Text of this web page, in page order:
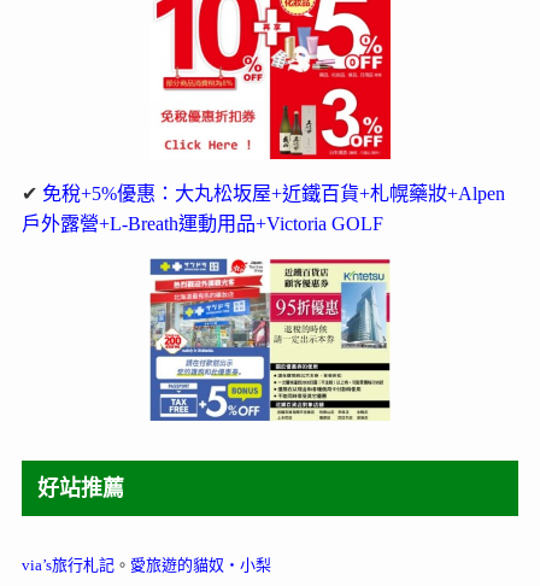
✔ 免稅+5%優惠：大丸松坂屋+近鐵百貨+札幌藥妝+Alpen
戶外露營+L-Breath運動用品+Victoria GOLF
好站推薦
via’s旅行札記。 愛旅遊的貓奴‧小梨